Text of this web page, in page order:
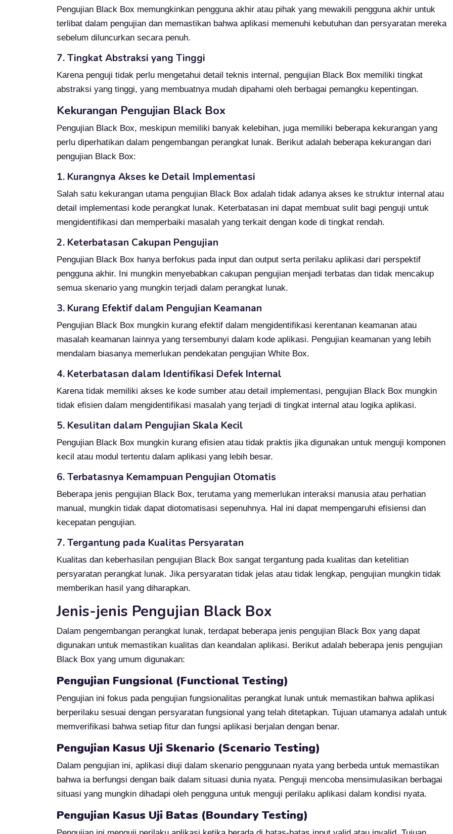
Pengujian Black Box memungkinkan pengguna akhir atau pihak yang mewakili pengguna akhir untuk
terlibat dalam pengujian dan memastikan bahwa aplikasi memenuhi kebutuhan dan persyaratan mereka
sebelum diluncurkan secara penuh.
7. Tingkat Abstraksi yang Tinggi
Karena penguji tidak perlu mengetahui detail teknis internal, pengujian Black Box memiliki tingkat
abstraksi yang tinggi, yang membuatnya mudah dipahami oleh berbagai pemangku kepentingan.
Kekurangan Pengujian Black Box
Pengujian Black Box, meskipun memiliki banyak kelebihan, juga memiliki beberapa kekurangan yang
perlu diperhatikan dalam pengembangan perangkat lunak. Berikut adalah beberapa kekurangan dari
pengujian Black Box:
1. Kurangnya Akses ke Detail Implementasi
Salah satu kekurangan utama pengujian Black Box adalah tidak adanya akses ke struktur internal atau
detail implementasi kode perangkat lunak. Keterbatasan ini dapat membuat sulit bagi penguji untuk
mengidentifikasi dan memperbaiki masalah yang terkait dengan kode di tingkat rendah.
2. Keterbatasan Cakupan Pengujian
Pengujian Black Box hanya berfokus pada input dan output serta perilaku aplikasi dari perspektif
pengguna akhir. Ini mungkin menyebabkan cakupan pengujian menjadi terbatas dan tidak mencakup
semua skenario yang mungkin terjadi dalam perangkat lunak.
3. Kurang Efektif dalam Pengujian Keamanan
Pengujian Black Box mungkin kurang efektif dalam mengidentifikasi kerentanan keamanan atau
masalah keamanan lainnya yang tersembunyi dalam kode aplikasi. Pengujian keamanan yang lebih
mendalam biasanya memerlukan pendekatan pengujian White Box.
4. Keterbatasan dalam Identifikasi Defek Internal
Karena tidak memiliki akses ke kode sumber atau detail implementasi, pengujian Black Box mungkin
tidak efisien dalam mengidentifikasi masalah yang terjadi di tingkat internal atau logika aplikasi.
5. Kesulitan dalam Pengujian Skala Kecil
Pengujian Black Box mungkin kurang efisien atau tidak praktis jika digunakan untuk menguji komponen
kecil atau modul tertentu dalam aplikasi yang lebih besar.
6. Terbatasnya Kemampuan Pengujian Otomatis
Beberapa jenis pengujian Black Box, terutama yang memerlukan interaksi manusia atau perhatian
manual, mungkin tidak dapat diotomatisasi sepenuhnya. Hal ini dapat mempengaruhi efisiensi dan
kecepatan pengujian.
7. Tergantung pada Kualitas Persyaratan
Kualitas dan keberhasilan pengujian Black Box sangat tergantung pada kualitas dan ketelitian
persyaratan perangkat lunak. Jika persyaratan tidak jelas atau tidak lengkap, pengujian mungkin tidak
memberikan hasil yang diharapkan.
Jenis-jenis Pengujian Black Box
Dalam pengembangan perangkat lunak, terdapat beberapa jenis pengujian Black Box yang dapat
digunakan untuk memastikan kualitas dan keandalan aplikasi. Berikut adalah beberapa jenis pengujian
Black Box yang umum digunakan:
Pengujian Fungsional (Functional Testing)
Pengujian ini fokus pada pengujian fungsionalitas perangkat lunak untuk memastikan bahwa aplikasi
berperilaku sesuai dengan persyaratan fungsional yang telah ditetapkan. Tujuan utamanya adalah untuk
memverifikasi bahwa setiap fitur dan fungsi aplikasi berjalan dengan benar.
Pengujian Kasus Uji Skenario (Scenario Testing)
Dalam pengujian ini, aplikasi diuji dalam skenario penggunaan nyata yang berbeda untuk memastikan
bahwa ia berfungsi dengan baik dalam situasi dunia nyata. Penguji mencoba mensimulasikan berbagai
situasi yang mungkin dihadapi oleh pengguna untuk menguji perilaku aplikasi dalam kondisi nyata.
Pengujian Kasus Uji Batas (Boundary Testing)